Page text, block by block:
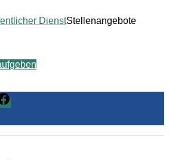
Stellenangebote